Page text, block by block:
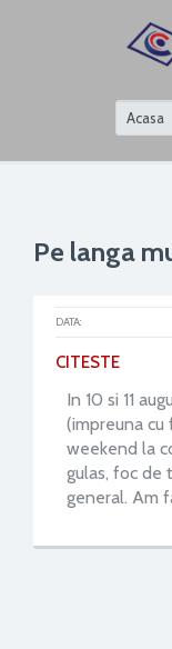
Pe langa
DATA:
CITESTE
In 10 si 11
(impreuna cu
weekend la
gulas, foc de
general. Am